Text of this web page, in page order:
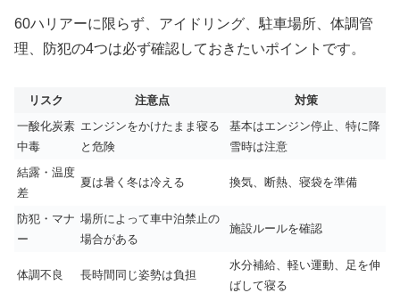
60ハリアーに限らず、アイドリング、駐車場所、体調管
理、防犯の4つは必ず確認しておきたいポイントです。
リスク 注意点
対策
一酸化炭素
中毒
エンジンをかけたまま寝る
と危険
基本はエンジン停止、特に降
雪時は注意
結露・温度
差
夏は暑く冬は冷える 換気、断熱、寝袋を準備
防犯・マナ
ー
場所によって車中泊禁止の
場合がある
施設ルールを確認
体調不良 長時間同じ姿勢は負担
水分補給、軽い運動、足を伸
ばして寝る